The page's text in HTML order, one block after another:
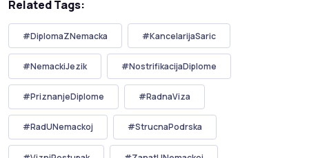
Related Tags:
#DiplomaZNemacka #KancelarijaSaric
#NemackiJezik #NostrifikacijaDiplome
#PriznanjeDiplome #RadnaViza
#RadUNemackoj #StrucnaPodrska